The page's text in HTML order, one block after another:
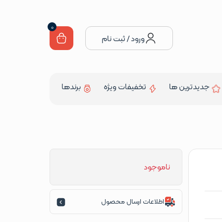
ورود / ثبت نام
0
جدیدترین ها تخفیفات ویژه برندها
ناموجود
اطلاعات ارسال محصول